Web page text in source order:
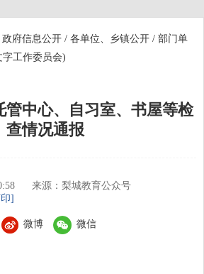
政府信息公开 / 各单位、乡镇公开 / 部门单
工作委员会)
管中心、自习室、书屋等检
查情况通报
来源：梨城教育公众号
]
微博 微信